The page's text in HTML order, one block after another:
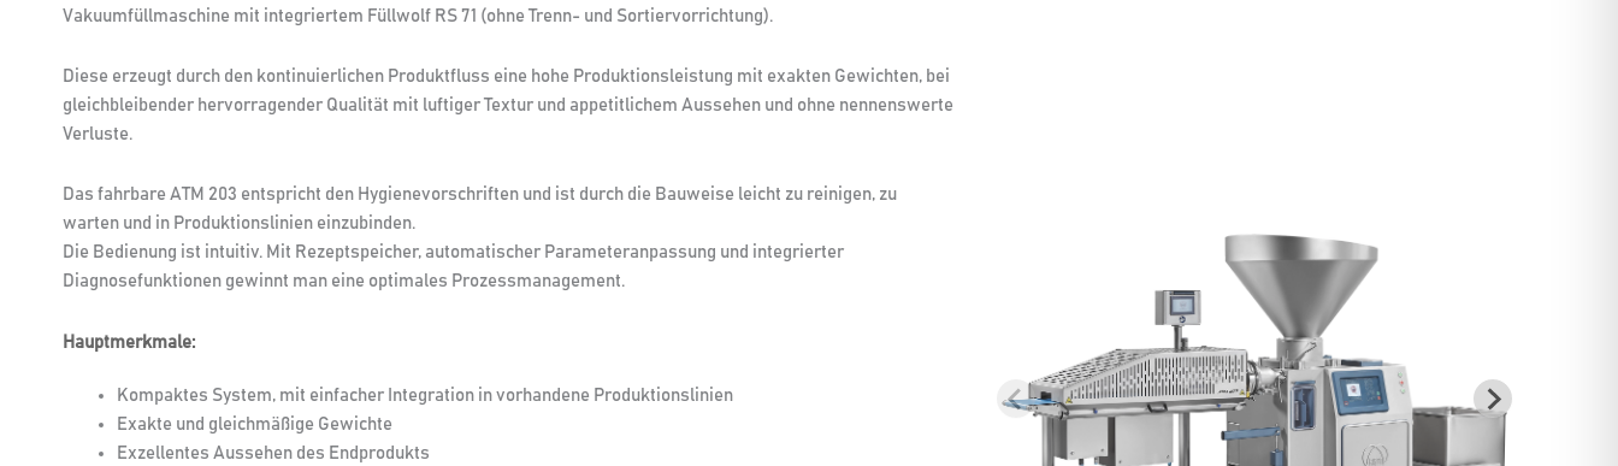
Vakuumfüllmaschine mit integriertem Füllwolf RS 71 (ohne Trenn- und Sortiervorrichtung).
Diese erzeugt durch den kontinuierlichen Produktfluss eine hohe Produktionsleistung mit exakten Gewichten, bei
gleichbleibender hervorragender Qualität mit luftiger Textur und appetitlichem Aussehen und ohne nennenswerte
Verluste.
Das fahrbare ATM 203 entspricht den Hygienevorschriften und ist durch die Bauweise leicht zu reinigen, zu
warten und in Produktionslinien einzubinden.
Die Bedienung ist intuitiv. Mit Rezeptspeicher, automatischer Parameteranpassung und integrierter
Diagnosefunktionen gewinnt man eine optimales Prozessmanagement.
Hauptmerkmale:
Kompaktes System, mit einfacher Integration in vorhandene Produktionslinien
Exakte und gleichmäßige Gewichte
Exzellentes Aussehen des Endprodukts